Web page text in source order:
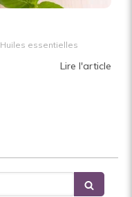
Huiles essentielles
Lire l'article